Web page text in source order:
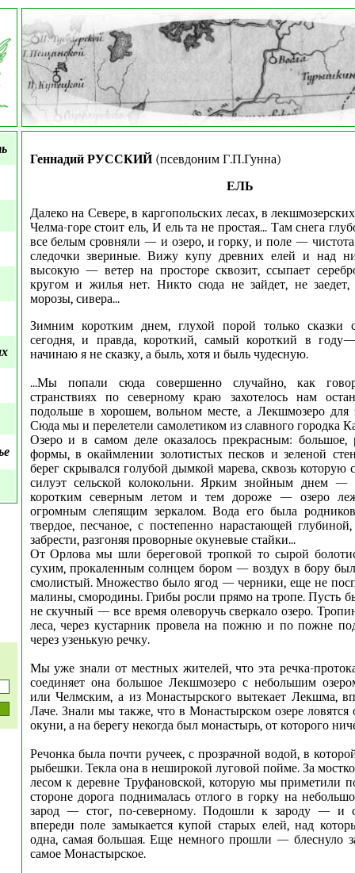
Геннадий РУССКИЙ(псевдоним Г.П.Гунна)
ЕЛЬ
Далеко на Севере, в каргопольских лесах, в
Челма-горе стоит ель, И ель та не простая... Там снега
все белым сровняли — и озеро, и горку, и поле — чистота
следочки звериные. Вижу купу древних елей и над
высокую — ветер на просторе сквозит, ссыпает
кругом и жилья нет. Никто сюда не зайдет, не заедет,
морозы, сивера...
Зимним коротким днем, глухой порой только сказки
сегодня, и правда, короткий, самый короткий в
начинаю я не сказку, а быль, хотя и быль чудесную.
...Мы попали сюда совершенно случайно, как
странствиях по северному краю захотелось нам
подольше в хорошем, вольном месте, а Лекшмозеро для
Сюда мы и перелетели самолетиком из славного городка
Озеро и в самом деле оказалось прекрасным: большое,
формы, в окаймлении золотистых песков и зеленой
берег скрывался голубой дымкой марева, сквозь которую
силуэт сельской колокольни. Ярким знойным днем
коротким северным летом и тем дороже — озеро
огромным слепящим зеркалом. Вода его была
твердое, песчаное, с постепенно нарастающей
забрести, разгоняя проворные окуневые стайки...
От Орлова мы шли береговой тропкой то сырой
сухим, прокаленным солнцем бором — воздух в бору был
смолистый. Множество было ягод — черники, еще не
малины, смородины. Грибы росли прямо на тропе. Пусть
не скучный — все время олеворучь сверкало озеро.
леса, через кустарник провела на пожню и по пожне
через узенькую речку.
Мы уже знали от местных жителей, что эта речка-
соединяет она большое Лекшмозеро с небольшим
или Челмским, а из Монастырского вытекает Лекшма,
Лаче. Знали мы также, что в Монастырском озере
окуни, а на берегу некогда был монастырь, от которого
Речонка была почти ручеек, с прозрачной водой, в
рыбешки. Текла она в неширокой луговой пойме. За
лесом к деревне Труфановской, которую мы приметили
стороне дорога поднималась отлого в горку на
зарод — стог, по-северному. Подошли к зароду — и
впереди поле замыкается купой старых елей, над
одна, самая большая. Еще немного прошли — блеснуло
самое Монастырское.